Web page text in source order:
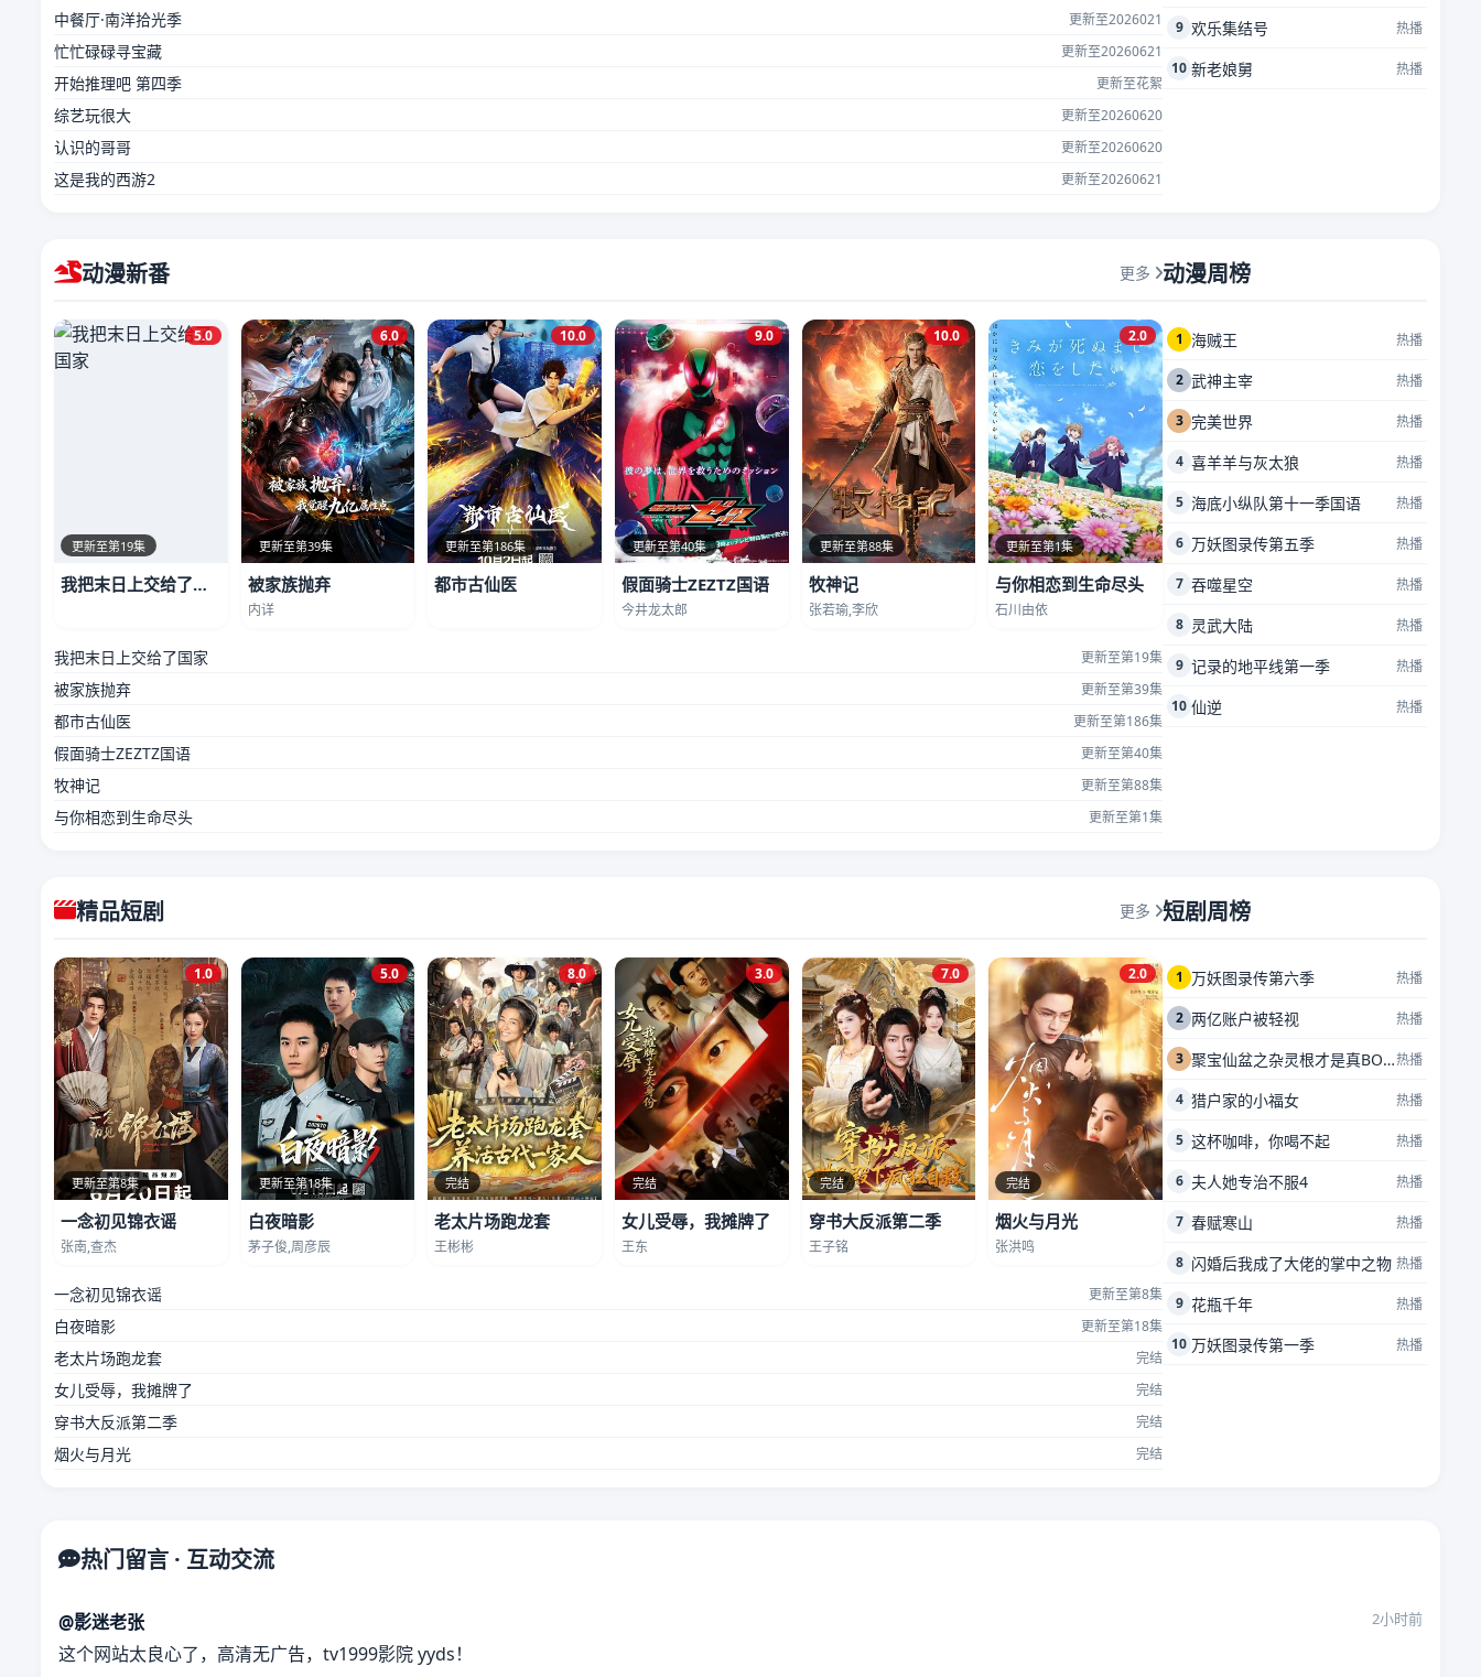
中餐厅·南洋拾光季 更新至2026021
忙忙碌碌寻宝藏 更新至20260621
开始推理吧 第四季 更新至花絮
综艺玩很大 更新至20260620
认识的哥哥 更新至20260620
这是我的西游2 更新至20260621
9 欢乐集结号 热播
10 新老娘舅 热播
动漫新番 更多
更新至第19集
5.0
我把末日上交给了国家
更新至第39集
6.0
被家族抛弃
内详
更新至第186集
10.0
都市古仙医
更新至第40集
9.0
假面骑士ZEZTZ国语
今井龙太郎
更新至第88集
10.0
牧神记
张若瑜,李欣
更新至第1集
2.0
与你相恋到生命尽头
石川由依
我把末日上交给了国家 更新至第19集
被家族抛弃 更新至第39集
都市古仙医 更新至第186集
假面骑士ZEZTZ国语 更新至第40集
牧神记 更新至第88集
与你相恋到生命尽头 更新至第1集
动漫周榜
1 海贼王 热播
2 武神主宰 热播
3 完美世界 热播
4 喜羊羊与灰太狼 热播
5 海底小纵队第十一季国语 热播
6 万妖图录传第五季 热播
7 吞噬星空 热播
8 灵武大陆 热播
9 记录的地平线第一季 热播
10 仙逆 热播
精品短剧 更多
更新至第8集
1.0
一念初见锦衣谣
张南,查杰
更新至第18集
5.0
白夜暗影
茅子俊,周彦辰
完结
8.0
老太片场跑龙套
王彬彬
完结
3.0
女儿受辱，我摊牌了
王东
完结
7.0
穿书大反派第二季
王子铭
完结
2.0
烟火与月光
张洪鸣
一念初见锦衣谣 更新至第8集
白夜暗影 更新至第18集
老太片场跑龙套 完结
女儿受辱，我摊牌了 完结
穿书大反派第二季 完结
烟火与月光 完结
短剧周榜
1 万妖图录传第六季 热播
2 两亿账户被轻视 热播
3 聚宝仙盆之杂灵根才是真BOSS热播
4 猎户家的小福女 热播
5 这杯咖啡，你喝不起 热播
6 夫人她专治不服4 热播
7 春赋寒山 热播
8 闪婚后我成了大佬的掌中之物 热播
9 花瓶千年 热播
10 万妖图录传第一季 热播
热门留言 · 互动交流
@影迷老张 2小时前
这个网站太良心了，高清无广告，tv1999影院 yyds！